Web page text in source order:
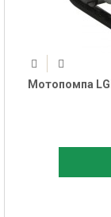
Мотопомпа